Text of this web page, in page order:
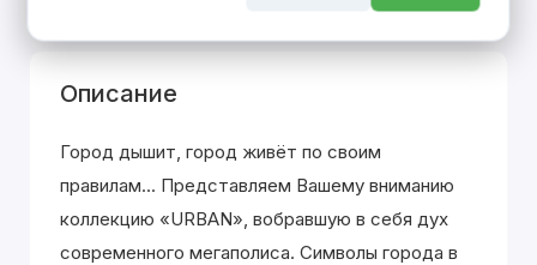
Описание
Город дышит, город живёт по своим
правилам... Представляем Вашему вниманию
коллекцию «URBAN», вобравшую в себя дух
современного мегаполиса. Символы города в